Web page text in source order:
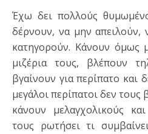
Έχω δει πολλούς θυμωμένους ανθρώπους να μην
δέρνουν, να μην απειλούν,
κατηγορούν. Κάνουν όμως
μιζέρια τους, βλέπουν
βγαίνουν για περίπατο και
μεγάλοι περίπατοι δεν
κάνουν μελαγχολικούς
τους ρωτήσει τι